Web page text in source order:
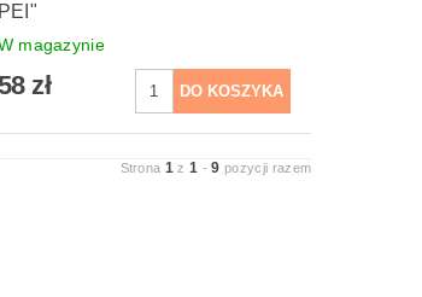
PEI"
magazynie
zł
Strona 1 z1 -9 pozycji razem